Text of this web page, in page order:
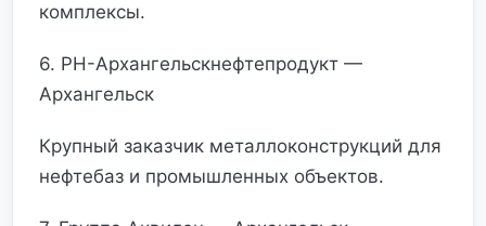
комплексы.
6. РН-Архангельскнефтепродукт —
Архангельск
Крупный заказчик металлоконструкций для
нефтебаз и промышленных объектов.